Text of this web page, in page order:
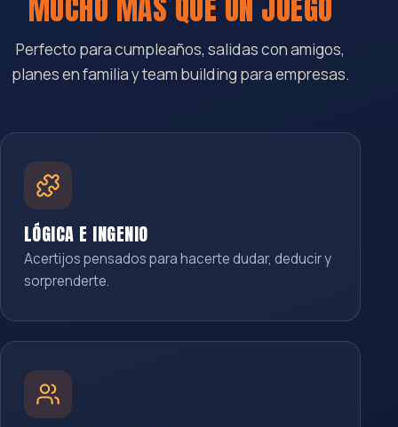
Perfecto para cumpleaños, salidas con amigos,
planes en familia y team building para empresas.
LÓGICA E INGENIO
Acertijos pensados para hacerte dudar, deducir y
sorprenderte.